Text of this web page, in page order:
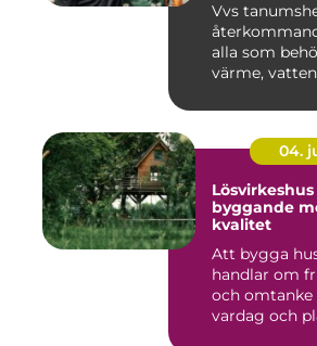
Vvs
alla som
värme,
04.
byggande
kvalitet
Att bygga
handlar om
och omtanke
vardag och